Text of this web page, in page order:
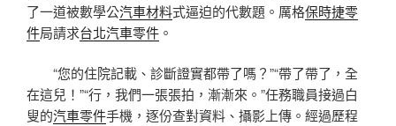
了一道被數學公汽車材料式逼迫的代數題。厲格保時捷零
件局請求台北汽車零件 。
“您的住院記載、診斷證實都帶了嗎？”“帶了帶了，全
在這兒！”“行，我們一張張拍，漸漸來。”任務職員接過白
叟的汽車零件手機，逐份查對資料、攝影上傳。經過歷程